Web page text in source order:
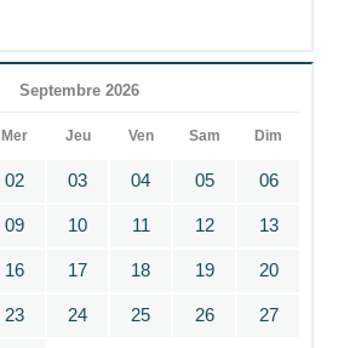
Septembre 2026
Mer Jeu Ven Sam Dim
02 03 04 05 06
09 10 11 12 13
16 17 18 19 20
23 24 25 26 27